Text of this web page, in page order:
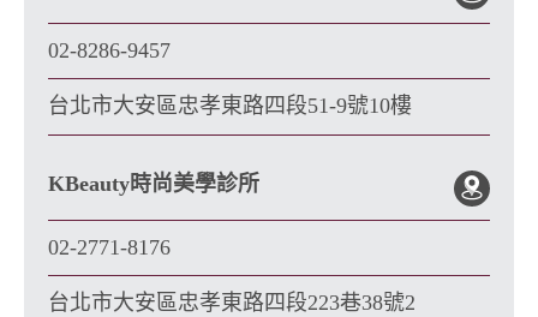
02-8286-9457
台北市大安區忠孝東路四段51-9號10樓
KBeauty時尚美學診所
02-2771-8176
台北市大安區忠孝東路四段223巷38號2